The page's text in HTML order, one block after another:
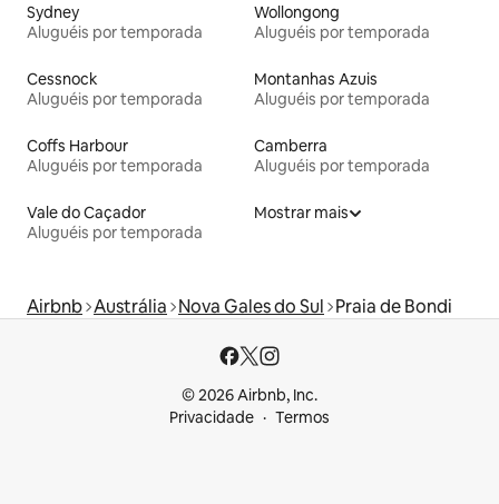
Sydney
Aluguéis por temporada
Wollongong
Aluguéis por temporada
Cessnock
Aluguéis por temporada
Montanhas Azuis
Aluguéis por temporada
Coffs Harbour
Aluguéis por temporada
Camberra
Aluguéis por temporada
Vale do Caçador
Aluguéis por temporada
Mostrar mais
Airbnb Austrália Nova Gales do Sul Praia de Bondi
© 2026 Airbnb, Inc.
Privacidade
Termos